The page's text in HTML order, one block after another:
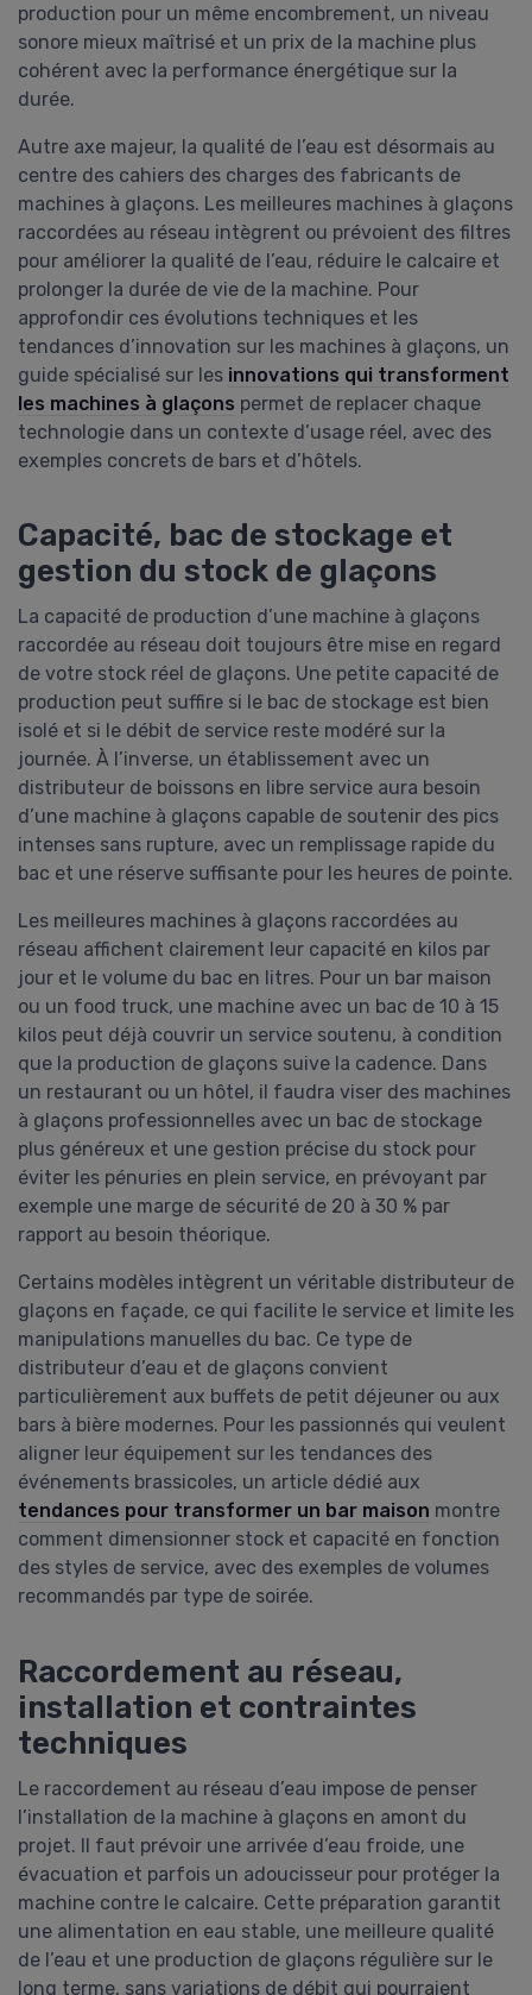
production pour un même encombrement, un niveau
sonore mieux maîtrisé et un prix de la machine plus
cohérent avec la performance énergétique sur la
durée.
Autre axe majeur, la qualité de l’eau est désormais au
centre des cahiers des charges des fabricants de
machines à glaçons. Les meilleures machines à glaçons
raccordées au réseau intègrent ou prévoient des filtres
pour améliorer la qualité de l’eau, réduire le calcaire et
prolonger la durée de vie de la machine. Pour
approfondir ces évolutions techniques et les
tendances d’innovation sur les machines à glaçons, un
guide spécialisé sur les innovations qui transforment
les machines à glaçons permet de replacer chaque
technologie dans un contexte d’usage réel, avec des
exemples concrets de bars et d’hôtels.
Capacité, bac de stockage et
gestion du stock de glaçons
La capacité de production d’une machine à glaçons
raccordée au réseau doit toujours être mise en regard
de votre stock réel de glaçons. Une petite capacité de
production peut suffire si le bac de stockage est bien
isolé et si le débit de service reste modéré sur la
journée. À l’inverse, un établissement avec un
distributeur de boissons en libre service aura besoin
d’une machine à glaçons capable de soutenir des pics
intenses sans rupture, avec un remplissage rapide du
bac et une réserve suffisante pour les heures de pointe.
Les meilleures machines à glaçons raccordées au
réseau affichent clairement leur capacité en kilos par
jour et le volume du bac en litres. Pour un bar maison
ou un food truck, une machine avec un bac de 10 à 15
kilos peut déjà couvrir un service soutenu, à condition
que la production de glaçons suive la cadence. Dans
un restaurant ou un hôtel, il faudra viser des machines
à glaçons professionnelles avec un bac de stockage
plus généreux et une gestion précise du stock pour
éviter les pénuries en plein service, en prévoyant par
exemple une marge de sécurité de 20 à 30 % par
rapport au besoin théorique.
Certains modèles intègrent un véritable distributeur de
glaçons en façade, ce qui facilite le service et limite les
manipulations manuelles du bac. Ce type de
distributeur d’eau et de glaçons convient
particulièrement aux buffets de petit déjeuner ou aux
bars à bière modernes. Pour les passionnés qui veulent
aligner leur équipement sur les tendances des
événements brassicoles, un article dédié aux
tendances pour transformer un bar maison montre
comment dimensionner stock et capacité en fonction
des styles de service, avec des exemples de volumes
recommandés par type de soirée.
Raccordement au réseau,
installation et contraintes
techniques
Le raccordement au réseau d’eau impose de penser
l’installation de la machine à glaçons en amont du
projet. Il faut prévoir une arrivée d’eau froide, une
évacuation et parfois un adoucisseur pour protéger la
machine contre le calcaire. Cette préparation garantit
une alimentation en eau stable, une meilleure qualité
de l’eau et une production de glaçons régulière sur le
long terme, sans variations de débit qui pourraient